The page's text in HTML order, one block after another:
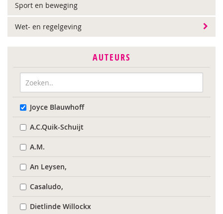
Sport en beweging
Wet- en regelgeving
AUTEURS
Joyce Blauwhoff
A.C.Quik-Schuijt
A.M.
An Leysen,
Casaludo,
Dietlinde Willockx